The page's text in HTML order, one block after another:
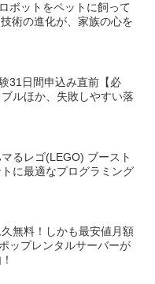
ボットをペットに飼って
術の進化が、家族の心を
31日間申込み直前【必
ルほか、失敗しやすい落
るレゴ(LEGO) ブースト
に最適なプログラミング
無料！しかも最安値月額
ップレンタルサーバーが